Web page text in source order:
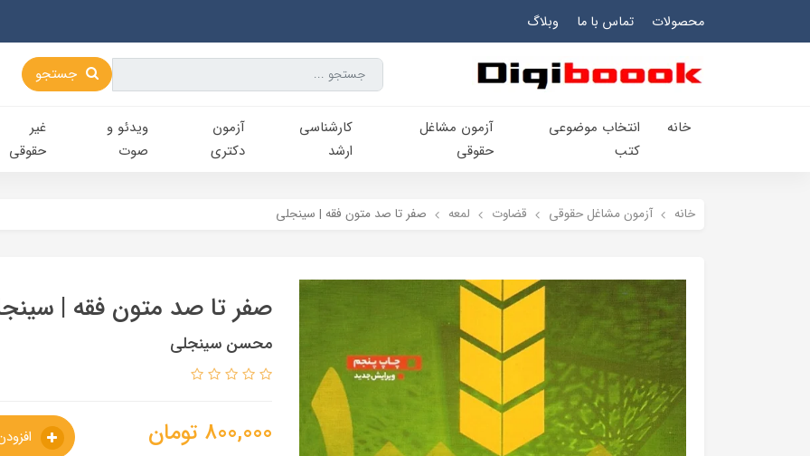
محصولات تماس با ما وبلاگ
جستجو
خانه
انتخاب​ موضوعي​
کتب
آزمون مشاغل
حقوقی
کارشناسی‌
ارشد
آزمون
دکتری
ویدئو و
صوت
غیر
حقوقی
خانه آزمون مشاغل حقوقی قضاوت لمعه صفر تا صد متون فقه | سینجلی
صفر تا صد متون فقه |
محسن سینجلی
800,000 تومان